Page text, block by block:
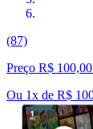
(87)
Preço R$ 100,00
Ou 1x de R$